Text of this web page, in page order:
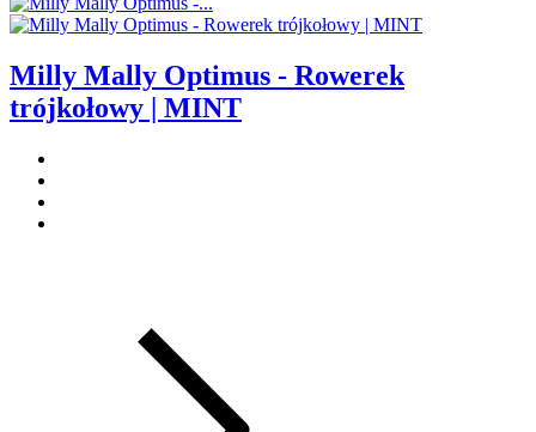
Milly Mally Optimus - Rowerek
trójkołowy | MINT